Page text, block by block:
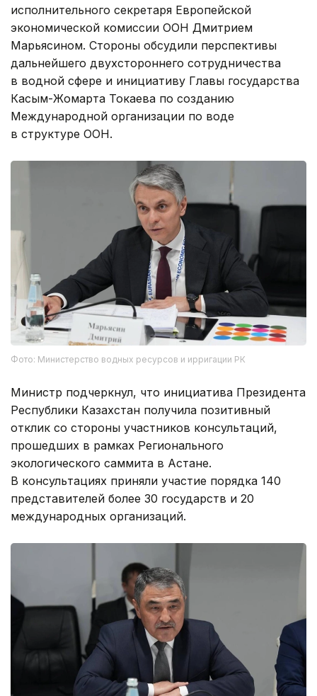
исполнительного секретаря Европейской
экономической комиссии ООН Дмитрием
Марьясином. Стороны обсудили перспективы
дальнейшего двухстороннего сотрудничества
в водной сфере и инициативу Главы государства
Касым-Жомарта Токаева по созданию
Международной организации по воде
в структуре ООН.
Фото: Министерство водных ресурсов и ирригации РК
Министр подчеркнул, что инициатива Президента
Республики Казахстан получила позитивный
отклик со стороны участников консультаций,
прошедших в рамках Регионального
экологического саммита в Астане.
В консультациях приняли участие порядка 140
представителей более 30 государств и 20
международных организаций.